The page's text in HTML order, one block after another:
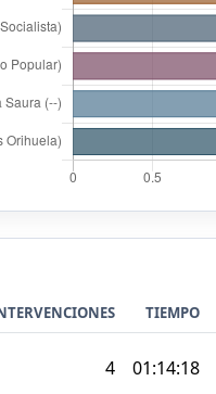
TIEMPO
4 01:14:18